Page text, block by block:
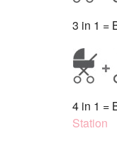
3 in 1 =
4 in 1 =
Station